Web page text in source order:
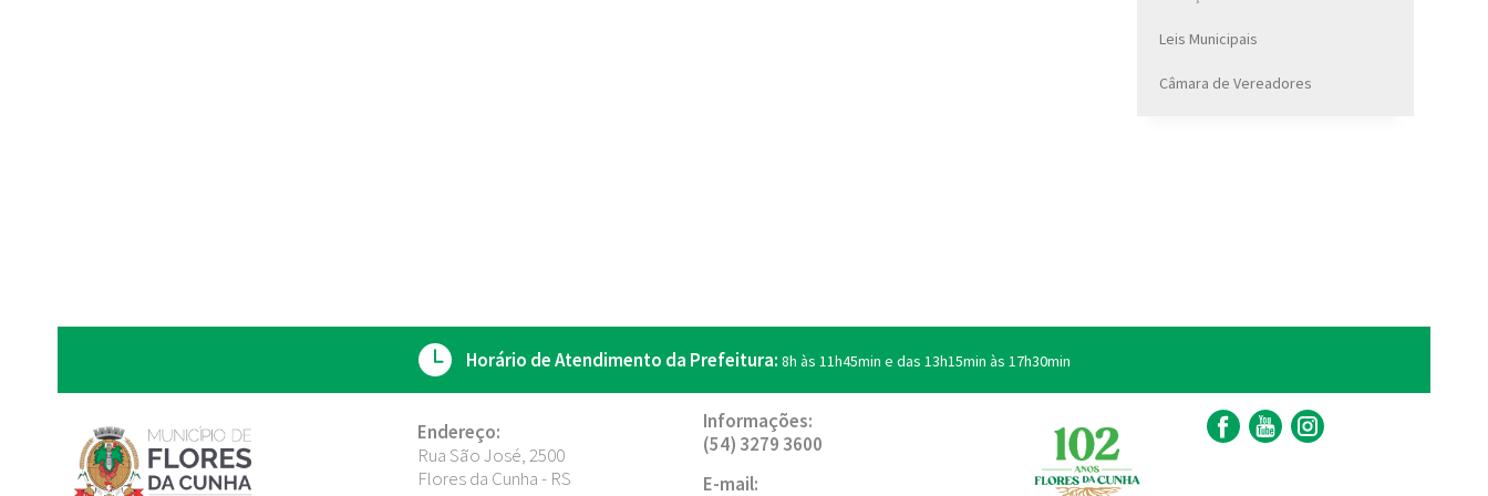
Leis Municipais
Câmara de Vereadores
Horário de Atendimento da Prefeitura: 8h às 11h45min e das 13h15min às 17h30min
Endereço:
Rua São José, 2500
Flores da Cunha - RS
Informações:
(54) 3279 3600
E-mail: